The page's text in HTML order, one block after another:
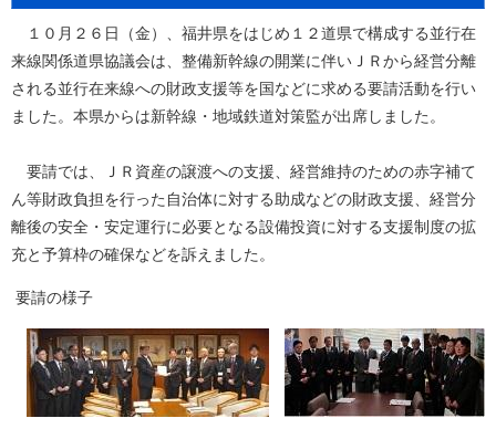
１０月２６日（金）、福井県をはじめ１２道県で構成する並行在
来線関係道県協議会は、整備新幹線の開業に伴いＪＲから経営分離
される並行在来線への財政支援等を国などに求める要請活動を行い
ました。本県からは新幹線・地域鉄道対策監が出席しました。
要請では、ＪＲ資産の譲渡への支援、経営維持のための赤字補て
ん等財政負担を行った自治体に対する助成などの財政支援、経営分
離後の安全・安定運行に必要となる設備投資に対する支援制度の拡
充と予算枠の確保などを訴えました。
要請の様子